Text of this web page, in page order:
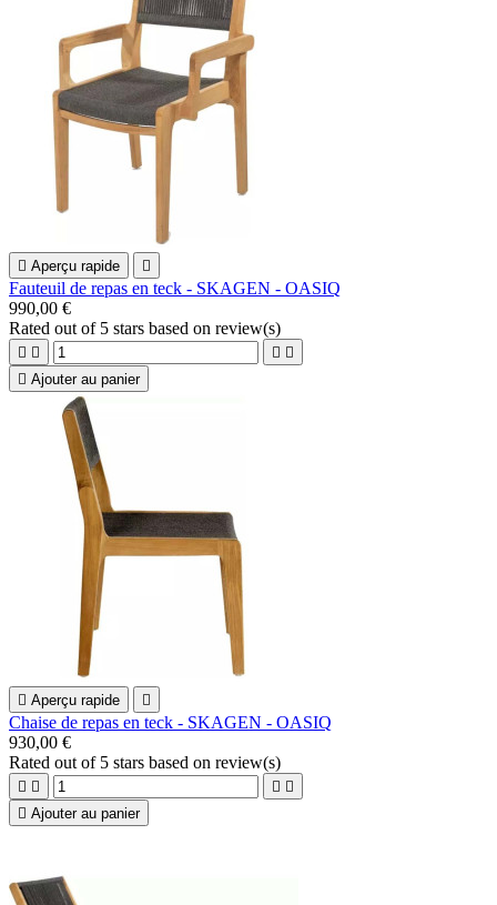
 Aperçu rapide 
Fauteuil de repas en teck - SKAGEN - OASIQ
990,00 €
Rated out of 5 stars based on review(s)
   
 Ajouter au panier
 Aperçu rapide 
Chaise de repas en teck - SKAGEN - OASIQ
930,00 €
Rated out of 5 stars based on review(s)
   
 Ajouter au panier